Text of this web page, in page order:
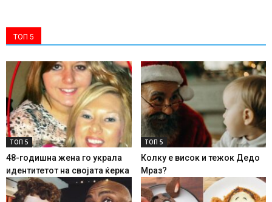
ТОП 5
ТОП 5
48-годишна жена го украла
идентитетот на својата ќерка
ТОП 5
Колку е висок и тежок Дедо
Мраз?